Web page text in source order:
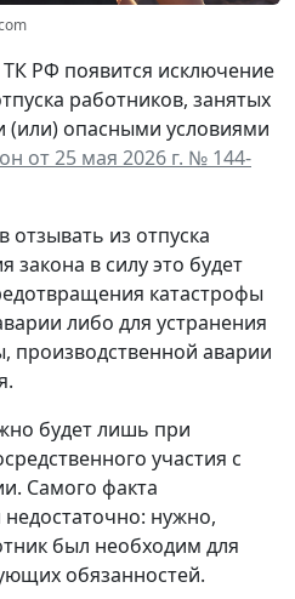
ТК РФ появится исключение
работников, занятых
(или) опасными условиями
от 25 мая 2026 г. № 144-
отзывать из отпуска
закона в силу это будет
катастрофы
либо для устранения
производственной аварии
будет лишь при
участия с
Самого факта
нужно,
был необходим для
обязанностей.